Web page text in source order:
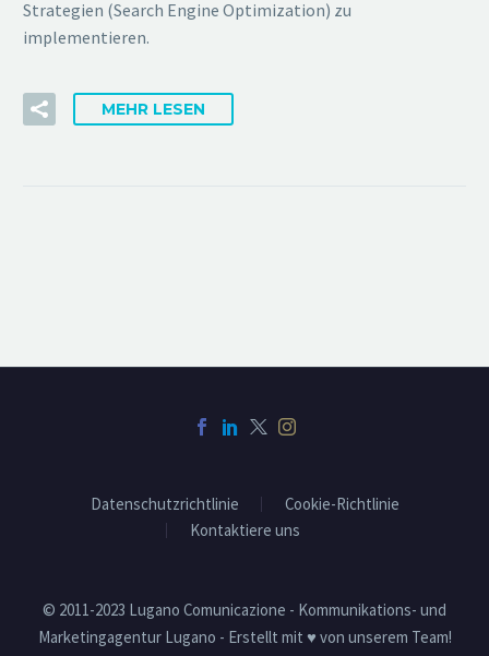
Strategien (Search Engine Optimization) zu
implementieren.
MEHR LESEN
Datenschutzrichtlinie
Cookie-Richtlinie
Kontaktiere uns
© 2011-2023 Lugano Comunicazione - Kommunikations- und
Marketingagentur Lugano - Erstellt mit ♥ von unserem Team!